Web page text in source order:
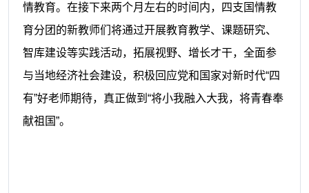
情教育。在接下来两个月左右的时间内，四支国情教
育分团的新教师们将通过开展教育教学、课题研究、
智库建设等实践活动，拓展视野、增长才干，全面参
与当地经济社会建设，积极回应党和国家对新时代“四
有”好老师期待，真正做到“将小我融入大我，将青春奉
献祖国”。